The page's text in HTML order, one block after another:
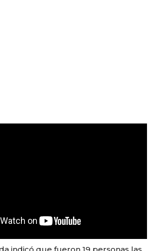
indicó que fueron 19 personas las